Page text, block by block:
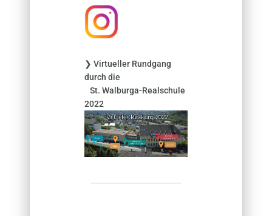
h
:
❯ Virtueller Rundgang
durch die
St. Walburga-Realschule
2022